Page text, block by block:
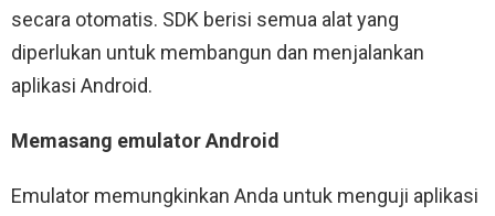
secara otomatis. SDK berisi semua alat yang
diperlukan untuk membangun dan menjalankan
aplikasi Android.
Memasang emulator Android
Emulator memungkinkan Anda untuk menguji aplikasi